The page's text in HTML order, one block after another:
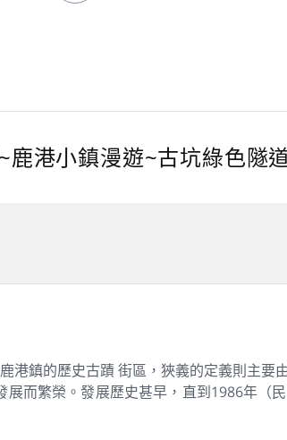
港小鎮漫遊~古坑綠色隧
港鎮的歷史古蹟 街區，狹義的定義則主要
而繁榮。發展歷史甚早，直到1986年（